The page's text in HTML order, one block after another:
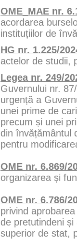
OME_MAE nr.
acordarea
instituțiilor de
HG nr. 1.225/
actelor de studii,
Legea nr. 249/
Guvernului nr.
urgență a
unei prime de
precum și unei
din învățământul
pentru
OME nr. 6.869/
organizarea și
OME nr. 6.786/
privind
de pretutindeni
superior de stat,